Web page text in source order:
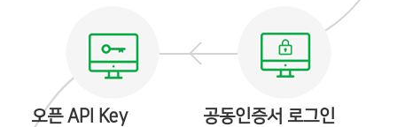
공동인증서 로그인
오픈 API Key